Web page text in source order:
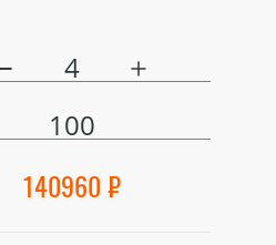
100
140960 ₽